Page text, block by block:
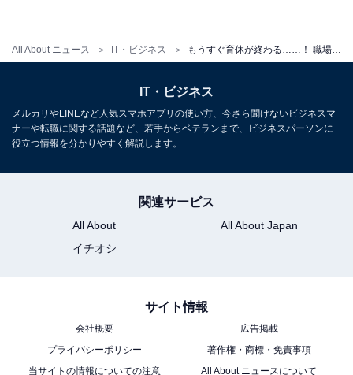
All About ニュース IT・ビジネス
り決めておきましょう。
そして、2人とも休みや早退が難しい場合を想定した準
備も必要です。どちらかの親が近くに住んでいて協力を
頼めるようなら、あらかじめ相談しておくといいでしょ
病児保育施設は運営元が自治体か民間かによって、受け
入れの条件や費用、特色などに違いがあります。事前に
用できる準備もしておくといいでしょう。
この記事の筆者：小林 佳代子
新卒でキャリアデザインセンター入社。転職情報誌
IT・ビジネス
メルカリやLINEなど人気スマホアプリの使い方、今さら聞けないビジネスマ
ナーや転職に関する話題など、若手からベテランまで、ビジネスパーソンに
役立つ情報を分かりやすく解説します。
関連サービス
All About
All About Japan
イチオシ
サイト情報
会社概要
広告掲載
プライバシーポリシー
著作権・商標・免責事項
当サイトの情報についての注意
All About ニュースについて